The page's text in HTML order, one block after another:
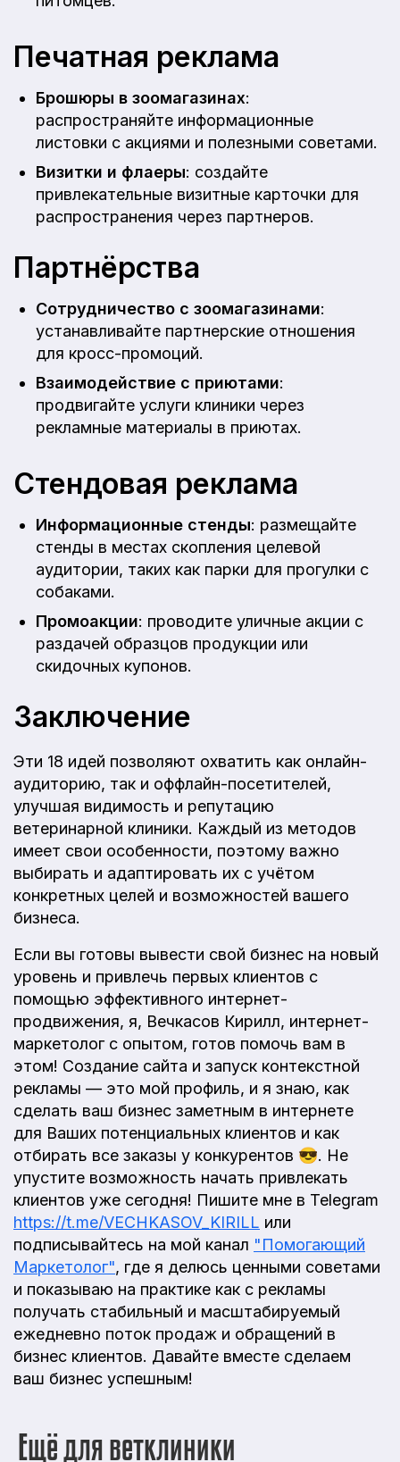
Печатная реклама
Брошюры в зоомагазинах:
распространяйте информационные
листовки с акциями и полезными советами.
Визитки и флаеры: создайте
привлекательные визитные карточки для
распространения через партнеров.
Партнёрства
Сотрудничество с зоомагазинами:
устанавливайте партнерские отношения
для кросс-промоций.
Взаимодействие с приютами:
продвигайте услуги клиники через
рекламные материалы в приютах.
Стендовая реклама
Информационные стенды: размещайте
стенды в местах скопления целевой
аудитории, таких как парки для прогулки с
собаками.
Промоакции: проводите уличные акции с
раздачей образцов продукции или
скидочных купонов.
Заключение
Эти 18 идей позволяют охватить как онлайн-
аудиторию, так и оффлайн-посетителей,
улучшая видимость и репутацию
ветеринарной клиники. Каждый из методов
имеет свои особенности, поэтому важно
выбирать и адаптировать их с учётом
конкретных целей и возможностей вашего
бизнеса.
Если вы готовы вывести свой бизнес на новый
уровень и привлечь первых клиентов с
помощью эффективного интернет-
продвижения, я, Вечкасов Кирилл, интернет-
маркетолог с опытом, готов помочь вам в
этом! Создание сайта и запуск контекстной
рекламы — это мой профиль, и я знаю, как
сделать ваш бизнес заметным в интернете
для Ваших потенциальных клиентов и как
отбирать все заказы у конкурентов 😎. Не
упустите возможность начать привлекать
клиентов уже сегодня! Пишите мне в Telegram
https://t.me/VECHKASOV_KIRILL или
подписывайтесь на мой канал "Помогающий
Маркетолог", где я делюсь ценными советами
и показываю на практике как с рекламы
получать стабильный и масштабируемый
ежедневно поток продаж и обращений в
бизнес клиентов. Давайте вместе сделаем
ваш бизнес успешным!
Ещё для ветклиники